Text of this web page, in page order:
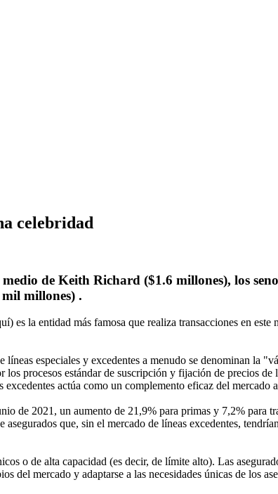
celebridad
de Keith Richard ($1.6 millones), los
millones) .
la entidad más famosa que realiza transacciones en este
especiales y excedentes a menudo se denominan la
procesos estándar de suscripción y fijación de precios de
actúa como un complemento eficaz del mercado
de 2021, un aumento de 21,9% para primas y 7,2% para
que, sin el mercado de líneas excedentes,
o de alta capacidad (es decir, de límite alto). Las
mercado y adaptarse a las necesidades únicas de los